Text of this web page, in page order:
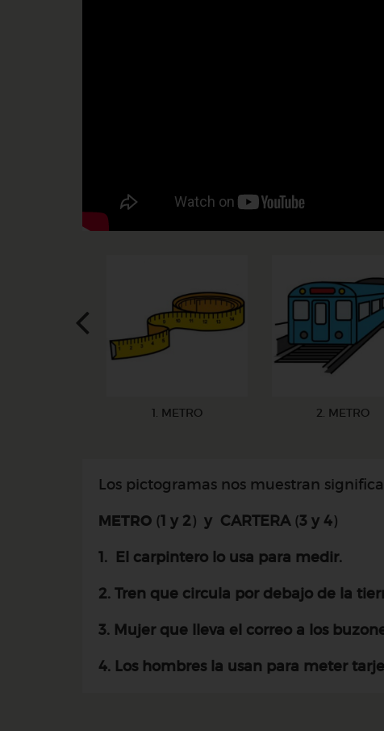
1. METRO 2. METRO
Los pictogramas nos muestran
METRO (1 y 2) y CARTERA(3 y 4)
1. El carpintero lo usa para medir.
2. Tren que circula por debajo de la
3. Mujer que lleva el correo a los
4. Los hombres la usan para meter